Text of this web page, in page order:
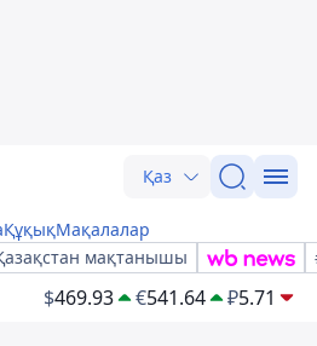
Қаз
ҚұқықМақалалар
мақтанышы
$469.93 €541.64 ₽5.71